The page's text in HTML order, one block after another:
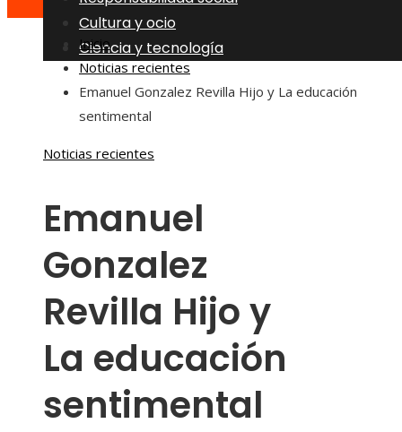
Cultura y ocio
Ciencia y tecnología
Inicio
Noticias recientes
Emanuel Gonzalez Revilla Hijo y La educación
sentimental
Noticias recientes
Emanuel
Gonzalez
Revilla Hijo y
La educación
sentimental